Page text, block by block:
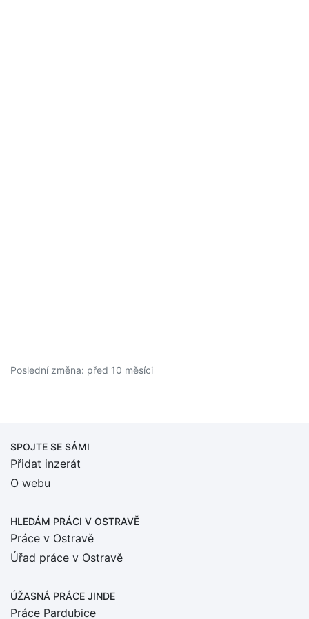
Poslední změna: před 10 měsíci
SPOJTE SE SÁMI
Přidat inzerát
O webu
HLEDÁM PRÁCI V OSTRAVĚ
Práce v Ostravě
Úřad práce v Ostravě
ÚŽASNÁ PRÁCE JINDE
Práce Pardubice